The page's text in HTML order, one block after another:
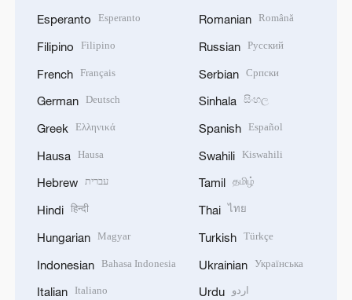
Esperanto Esperanto
Filipino Filipino
French Français
German Deutsch
Greek Ελληνικά
Hausa Hausa
Hebrew עברית
Hindi हिन्दी
Hungarian Magyar
Indonesian Bahasa Indonesia
Italian Italiano
Romanian Română
Russian Русский
Serbian Српски
Sinhala සිංහල
Spanish Español
Swahili Kiswahili
Tamil தமிழ்
Thai ไทย
Turkish Türkçe
Ukrainian Українська
Urdu اردو